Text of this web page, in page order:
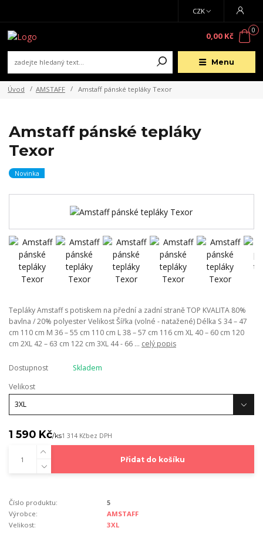
Menu
CZK
0
0,00 Kč
Úvod AMSTAFF Amstaff pánské tepláky Texor
Amstaff pánské tepláky
Texor
Novinka
Tepláky Amstaff s potiskem na přední a zadní straně TOP KVALITA 80%
bavlna / 20% polyester Velikost Šířka (volné - natažené) Délka S 34 – 47
cm 110 cm M 36 – 55 cm 110 cm L 38 – 57 cm 116 cm XL 40 – 60 cm 120
cm 2XL 42 – 63 cm 122 cm 3XL 44 - 66 ... celý popis
Dostupnost
Skladem
Velikost
1 590 Kč/ks1 314 Kčbez DPH
Přidat do košíku
Číslo produktu:
5
Výrobce:
AMSTAFF
Velikost:
3XL